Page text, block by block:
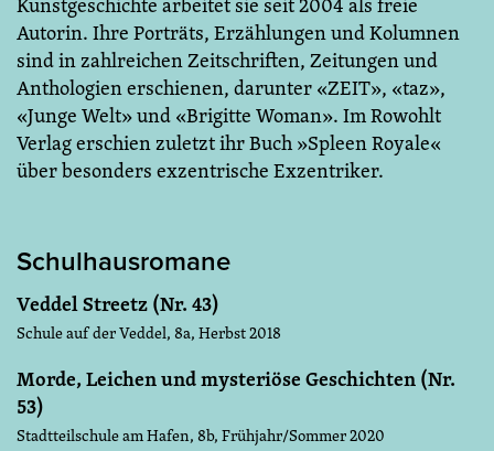
Autorin. Ihre Porträts, Erzählungen und Kolumnen
sind in zahlreichen Zeitschriften, Zeitungen und
Anthologien erschienen, darunter «ZEIT», «taz»,
«Junge Welt» und «Brigitte Woman». Im Rowohlt
Verlag erschien zuletzt ihr Buch »Spleen Royale«
über besonders exzentrische Exzentriker.
Schulhausromane
Veddel Streetz (Nr. 43)
Schule auf der Veddel, 8a, Herbst 2018
Morde, Leichen und mysteriöse Geschichten (Nr.
53)
Stadtteilschule am Hafen, 8b, Frühjahr/Sommer 2020